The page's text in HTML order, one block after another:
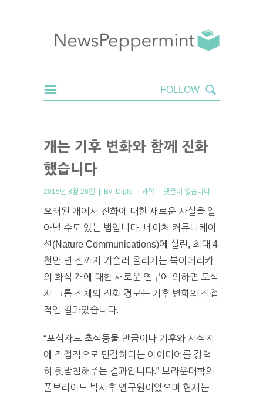
개는 기후 변화와 함께 진화
했습니다
2015년 8월 26일 | By: Diplo | 과학 | 댓글이 없습니다
오래된 개에서 진화에 대한 새로운 사실을 알
아낼 수도 있는 법입니다. 네이처 커뮤니케이
션(Nature Communications)에 실린, 최대 4
천만 년 전까지 거슬러 올라가는 북아메리카
의 화석 개에 대한 새로운 연구에 의하면 포식
자 그룹 전체의 진화 경로는 기후 변화의 직접
적인 결과였습니다.
“포식자도 초식동물 만큼이나 기후와 서식지
에 직접적으로 민감하다는 아이디어를 강력
히 뒷받침해주는 결과입니다.” 브라운대학의
풀브라이트 박사후 연구원이었으며 현재는